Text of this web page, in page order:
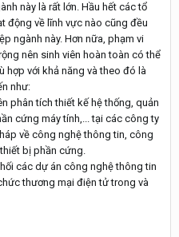
này là rất lớn. Hầu hết các tổ
động về lĩnh vực nào cũng đều
ngành này. Hơn nữa, phạm vi
nên sinh viên hoàn toàn có thể
hợp với khả năng và theo đó là
như:
phân tích thiết kế hệ thống, quản
cứng máy tính,... tại các công ty
về công nghệ thông tin, công
bị phần cứng.
các dự án công nghệ thông tin
thương mại điện tử trong và